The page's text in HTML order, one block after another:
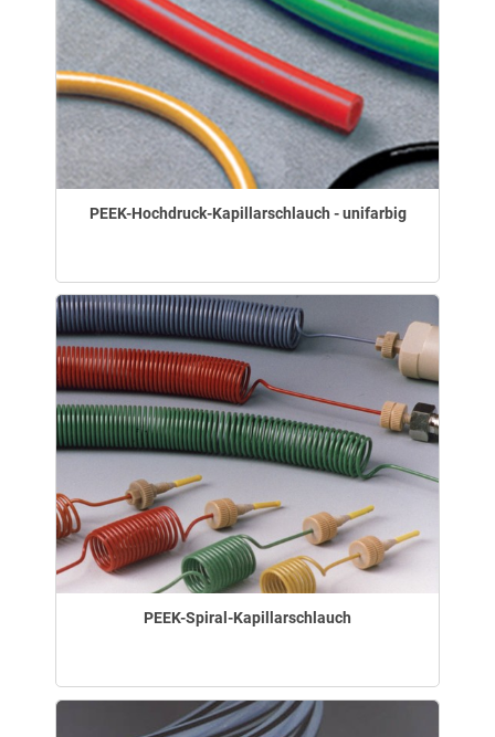
PEEK-Hochdruck-Kapillarschlauch - unifarbig
PEEK-Spiral-Kapillarschlauch